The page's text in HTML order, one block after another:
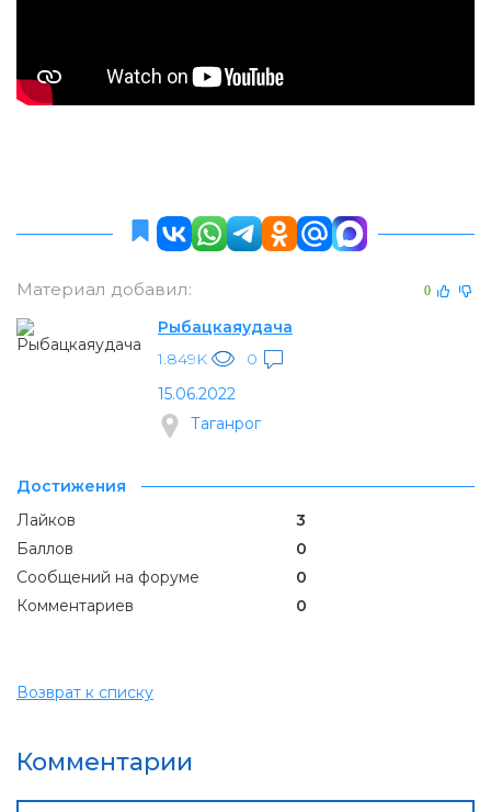
Материал добавил: 0
Рыбацкаяудача
1.849K
0
15.06.2022
Таганрог
Достижения
Лайков
3
Баллов
0
Сообщений на форуме
0
Комментариев
0
Возврат к списку
Комментарии